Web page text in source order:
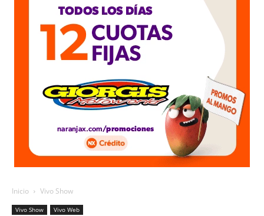
Inicio Vivo Show
Vivo Show Vivo Web